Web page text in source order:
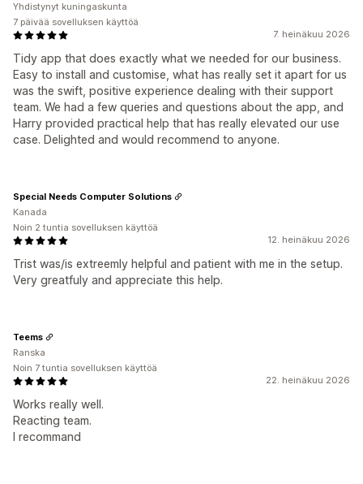
7. heinäkuu 2026
Tidy app that does exactly what we needed for our business.
Easy to install and customise, what has really set it apart for us
was the swift, positive experience dealing with their support
team. We had a few queries and questions about the app, and
Harry provided practical help that has really elevated our use
case. Delighted and would recommend to anyone.
Yhdistynyt kuningaskunta
7 päivää sovelluksen käyttöä
12. heinäkuu 2026
Trist was/is extreemly helpful and patient with me in the setup.
Very greatfuly and appreciate this help.
Special Needs Computer Solutions
Kanada
Noin 2 tuntia sovelluksen käyttöä
22. heinäkuu 2026
Works really well.
Reacting team.
I recommand
Teems
Ranska
Noin 7 tuntia sovelluksen käyttöä